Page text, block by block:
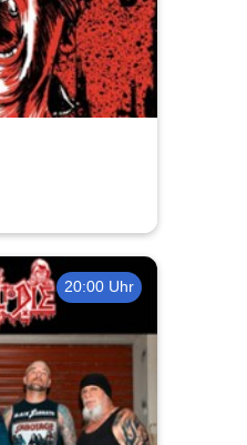
20:00 Uhr